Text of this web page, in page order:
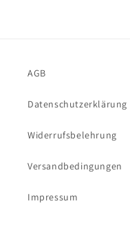
AGB
Datenschutzerklärung
Widerrufsbelehrung
Versandbedingungen
Impressum